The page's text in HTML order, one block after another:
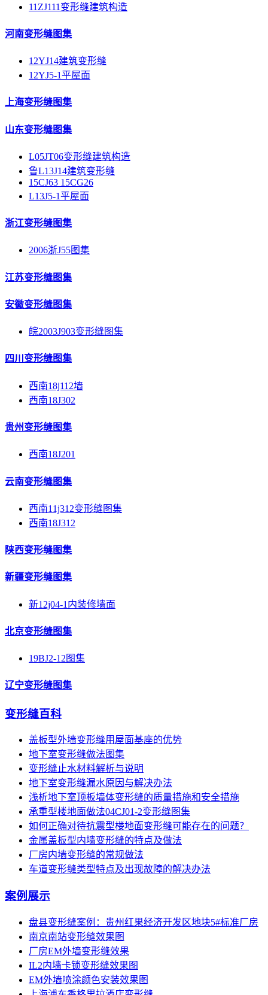
11ZJ111变形缝建筑构造
河南变形缝图集
12YJ14建筑变形缝
12YJ5-1平屋面
上海变形缝图集
山东变形缝图集
L05JT06变形缝建筑构造
鲁L13J14建筑变形缝
15CJ63 15CG26
L13J5-1平屋面
浙江变形缝图集
2006浙J55图集
江苏变形缝图集
安徽变形缝图集
皖2003J903变形缝图集
四川变形缝图集
西南18j112墙
西南18J302
贵州变形缝图集
西南18J201
云南变形缝图集
西南11j312变形缝图集
西南18J312
陕西变形缝图集
新疆变形缝图集
新12j04-1内装修墙面
北京变形缝图集
19BJ2-12图集
辽宁变形缝图集
变形缝百科
盖板型外墙变形缝用屋面基座的优势
地下室变形缝做法图集
变形缝止水材料解析与说明
地下室变形缝漏水原因与解决办法
浅析地下室顶板墙体变形缝的质量措施和安全措施
承重型楼地面做法04CJ01-2变形缝图集
如何正确对待抗震型楼地面变形缝可能存在的问题？
金属盖板型内墙变形缝的特点及做法
厂房内墙变形缝的常规做法
车道变形缝类型特点及出现故障的解决办法
案例展示
盘县变形缝案例：贵州红果经济开发区地块5#标准厂房
南京南站变形缝效果图
厂房EM外墙变形缝效果
IL2内墙卡锁变形缝效果图
EM外墙喷涂颜色安装效果图